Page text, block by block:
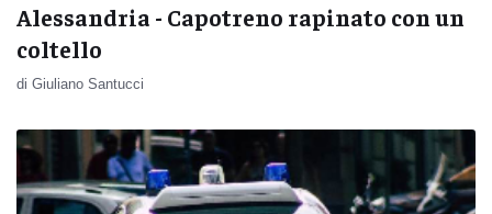
Alessandria - Capotreno rapinato con un
coltello
di Giuliano Santucci